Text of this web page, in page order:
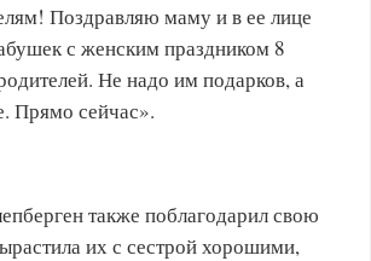
Поздравляю маму и в ее лице
с женским праздником 8
Не надо им подарков, а
Прямо сейчас».
также поблагодарил свою
их с сестрой хорошими,